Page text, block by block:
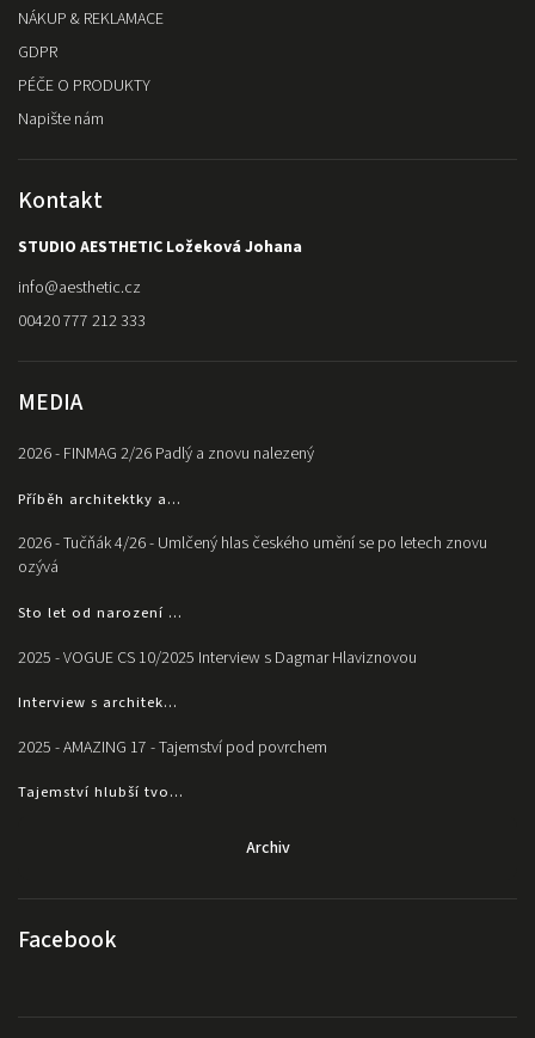
NÁKUP & REKLAMACE
GDPR
PÉČE O PRODUKTY
Napište nám
Kontakt
STUDIO AESTHETIC Ložeková Johana
info@aesthetic.cz
00420 777 212 333
MEDIA
2026 - FINMAG 2/26 Padlý a znovu nalezený
Příběh architektky a...
2026 - Tučňák 4/26 - Umlčený hlas českého umění se po letech znovu
ozývá
Sto let od narození ...
2025 - VOGUE CS 10/2025 Interview s Dagmar Hlaviznovou
Interview s architek...
2025 - AMAZING 17 - Tajemství pod povrchem
Tajemství hlubší tvo...
Archiv
Facebook